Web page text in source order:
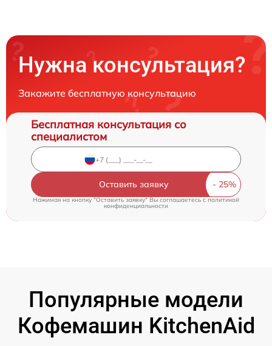
Нужна консультация?
Закажите бесплатную консультацию
Бесплатная консультация со
специалистом
Оставить заявку
Нажимая на кнопку "Оставить заявку" Вы соглашаетесь cполитикой
конфиденциальности
Популярные модели
Кофемашин KitchenAid